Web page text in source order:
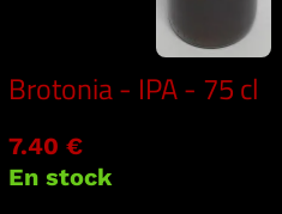
Brotonia - IPA - 75 cl
7.40 €
En stock